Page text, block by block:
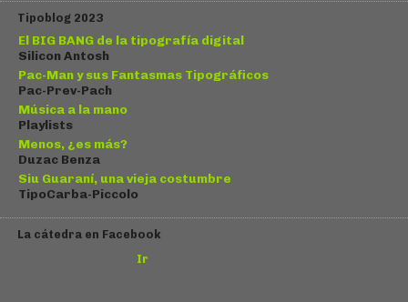
Tipoblog 2023
El BIG BANG de la tipografía digital
Silicon Antosh
Pac-Man y sus Fantasmas Tipográficos
Pac-Prev-Pach
Música a la mano
Playlists
Menos, ¿es más?
Duzac Benza
Siu Guaraní, una vieja costumbre
TipoCarba-Piccolo
La cátedra en Facebook
Ir